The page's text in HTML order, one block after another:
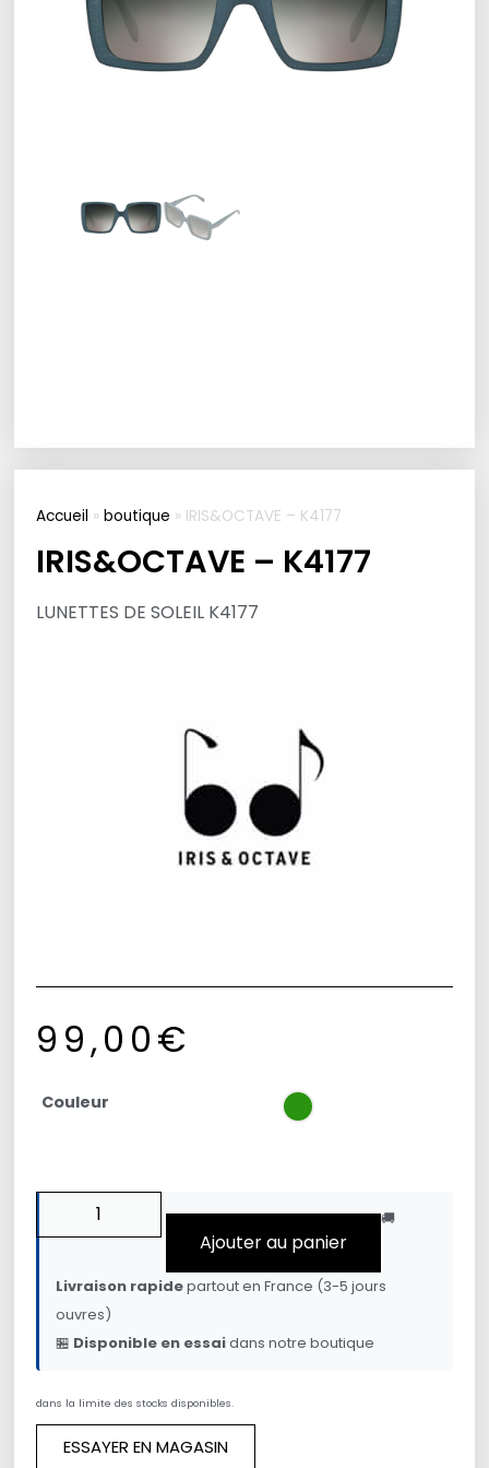
Accueil »boutique » IRIS&OCTAVE – K4177
IRIS&OCTAVE – K4177
LUNETTES DE SOLEIL K4177
99,00€
Couleur
Ajouter au panier
🚚
Livraison rapidepartout en France (3-5 jours
ouvres)
🏪 Disponible en essaidans notre boutique
dans la limite des stocks disponibles.
ESSAYER EN MAGASIN